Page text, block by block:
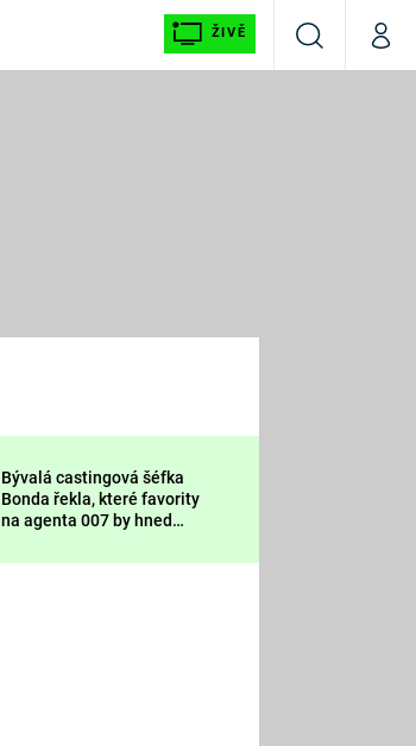
ŽIVĚ
VyhledáváníMůj
Prima LAJK
Sledujte nás
Bývalá castingová šéfka
Bonda řekla, které favority
na agenta 007 by hned